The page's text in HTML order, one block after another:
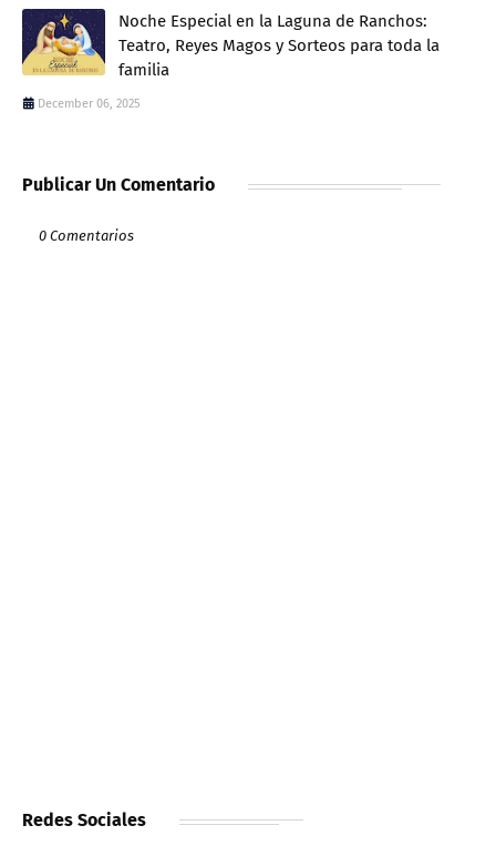
Noche Especial en la Laguna de Ranchos:
Teatro, Reyes Magos y Sorteos para toda la
familia
December 06, 2025
Publicar Un Comentario
0 Comentarios
Redes Sociales